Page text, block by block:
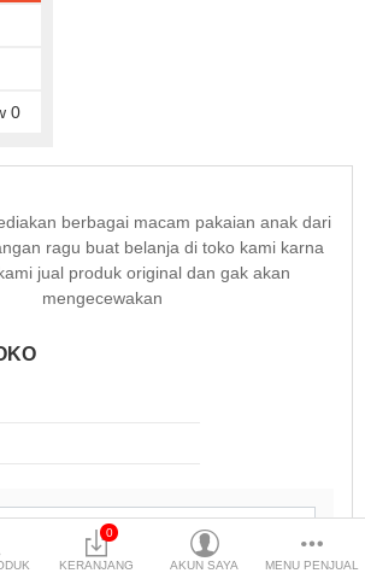
Tangga
0
KERANJANG AKUN SAYA MENU PENJUAL
0
berbagai macam pakaian anak dari
ragu buat belanja di toko kami karna
jual produk original dan gak akan
mengecewakan